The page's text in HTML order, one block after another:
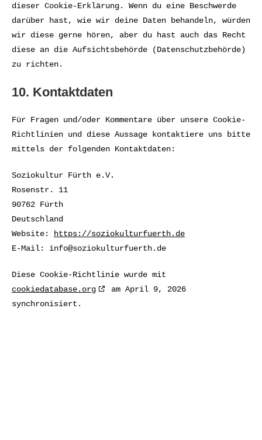
dieser Cookie-Erklärung. Wenn du eine Beschwerde
darüber hast, wie wir deine Daten behandeln, würden
wir diese gerne hören, aber du hast auch das Recht
diese an die Aufsichtsbehörde (Datenschutzbehörde)
zu richten.
10. Kontaktdaten
Für Fragen und/oder Kommentare über unsere Cookie-
Richtlinien und diese Aussage kontaktiere uns bitte
mittels der folgenden Kontaktdaten:
Soziokultur Fürth e.V.
Rosenstr. 11
90762 Fürth
Deutschland
Website:
https://soziokulturfuerth.de
E-Mail: info@soziokulturfuerth.de
Diese Cookie-Richtlinie wurde mit
cookiedatabase.org
am April 9, 2026
synchronisiert.